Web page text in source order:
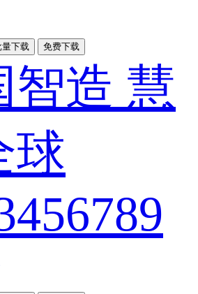
量下载 免费下载
智造 慧
球